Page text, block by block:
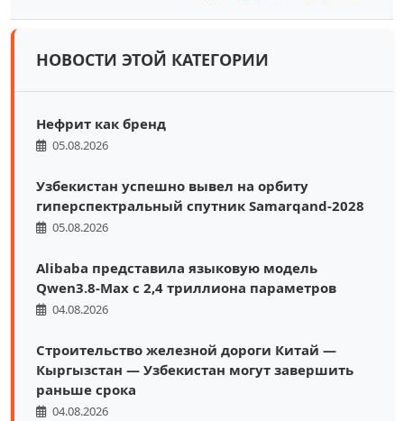
НОВОСТИ ЭТОЙ КАТЕГОРИИ
Нефрит как бренд
05.08.2026
Узбекистан успешно вывел на орбиту
гиперспектральный спутник Samarqand-2028
05.08.2026
Alibaba представила языковую модель
Qwen3.8-Max с 2,4 триллиона параметров
04.08.2026
Строительство железной дороги Китай —
Кыргызстан — Узбекистан могут завершить
раньше срока
04.08.2026